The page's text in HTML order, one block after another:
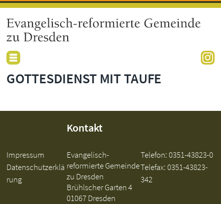
GOTTESDIENST MIT TAUFE
Impressum
Datenschutzerklä
rung
Kontakt
Evangelisch-
reformierte Gemeinde
zu Dresden
Brühlscher Garten 4
01067 Dresden
Telefon:0351-43823-0
Telefax: 0351-43823-
342